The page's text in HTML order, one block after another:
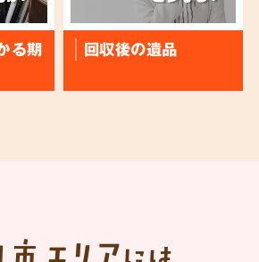
る期
回収後の遺品
市 エリア には